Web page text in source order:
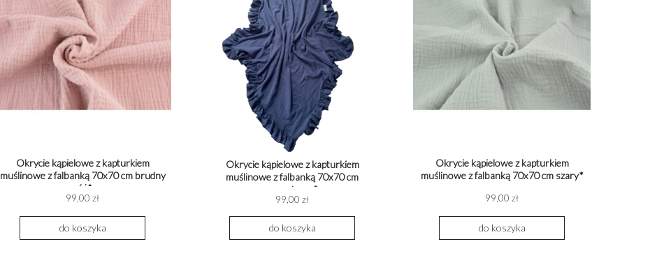
Okrycie kąpielowe z kapturkiem
muślinowe z falbanką 70x70 cm brudny
róż*
99,00 zł
do koszyka
Okrycie kąpielowe z kapturkiem
muślinowe z falbanką 70x70 cm
granatowy*
99,00 zł
do koszyka
Okrycie kąpielowe z kapturkiem
muślinowe z falbanką 70x70 cm szary*
99,00 zł
do koszyka